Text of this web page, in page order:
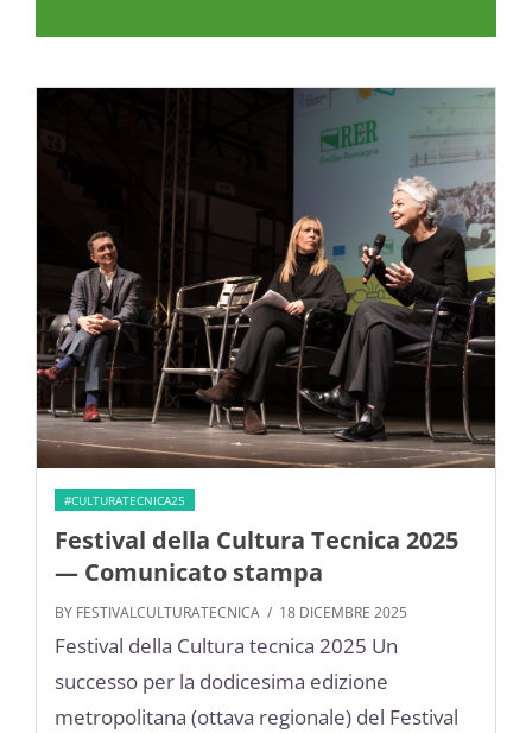
#CULTURATECNICA25
Festival della Cultura Tecnica 2025
— Comunicato stampa
BY FESTIVALCULTURATECNICA / 18 DICEMBRE 2025
Festival della Cultura tecnica 2025 Un
successo per la dodicesima edizione
metropolitana (ottava regionale) del Festival